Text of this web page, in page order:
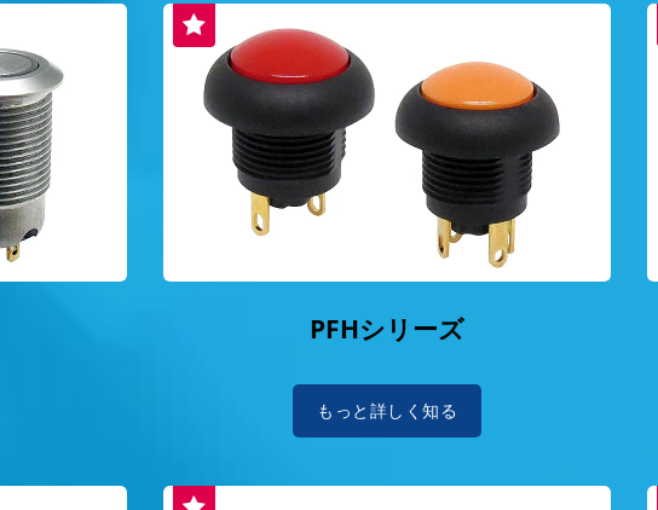
PFHシリーズ
もっと詳しく知る